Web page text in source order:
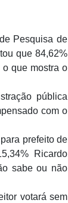
Pesquisa de
que 84,62%
o que mostra o
pública
com o
prefeito de
Ricardo
sabe ou não
votará sem